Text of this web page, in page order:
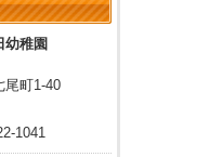
稚園
尾町1-40
1041